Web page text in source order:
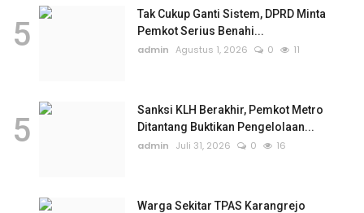
5
Tak Cukup Ganti Sistem, DPRD Minta
Pemkot Serius Benahi...
admin Agustus 1, 2026 0 11
5
Sanksi KLH Berakhir, Pemkot Metro
Ditantang Buktikan Pengelolaan...
admin
Juli 31, 2026 0 16
Warga Sekitar TPAS Karangrejo